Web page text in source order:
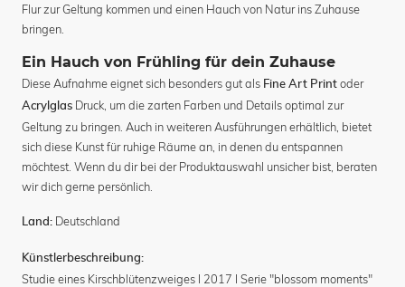
Flur zur Geltung kommen und einen Hauch von Natur ins Zuhause
bringen.
Ein Hauch von Frühling für dein Zuhause
Diese Aufnahme eignet sich besonders gut als Fine Art Print oder
Acrylglas Druck, um die zarten Farben und Details optimal zur
Geltung zu bringen. Auch in weiteren Ausführungen erhältlich, bietet
sich diese Kunst für ruhige Räume an, in denen du entspannen
möchtest. Wenn du dir bei der Produktauswahl unsicher bist, beraten
wir dich gerne persönlich.
Land: Deutschland
Künstlerbeschreibung:
Studie eines Kirschblütenzweiges I 2017 I Serie "blossom moments"